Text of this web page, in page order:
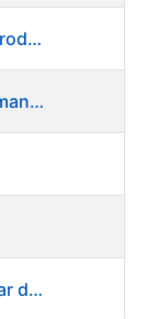
OE 03/25 - Jefe de Equipo Control Productivo. Fábrica Papel
OE 43/24 - Técnico de Recursos Humanos
OE 49/24 - Grabador Artístico Auxiliar de Originales